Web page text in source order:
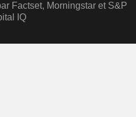
Factset, Morningstar et S&P
IQ